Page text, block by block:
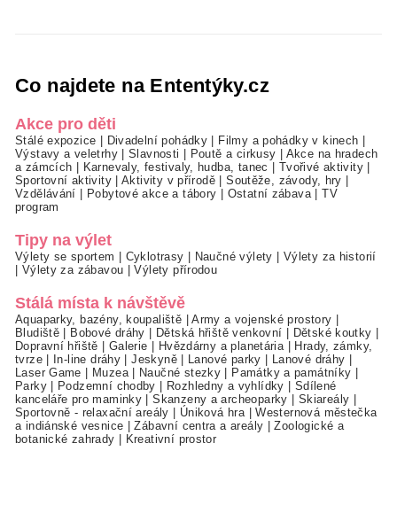
Co najdete na Ententýky.cz
Akce pro děti
Stálé expozice | Divadelní pohádky | Filmy a pohádky v kinech |
Výstavy a veletrhy|Slavnosti | Poutě a cirkusy | Akce na hradech
a zámcích | Karnevaly, festivaly, hudba, tanec | Tvořivé aktivity |
Sportovní aktivity|Aktivity v přírodě |Soutěže, závody, hry |
Vzdělávání | Pobytové akce a tábory | Ostatní zábava |TV
program
Tipy na výlet
Výlety se sportem | Cyklotrasy | Naučné výlety | Výlety za historií
| Výlety za zábavou |Výlety přírodou
Stálá místa k návštěvě
Aquaparky, bazény, koupaliště |Army a vojenské prostory |
Bludiště | Bobové dráhy | Dětská hřiště venkovní | Dětské koutky |
Dopravní hřiště | Galerie | Hvězdárny a planetária | Hrady, zámky,
tvrze| In-line dráhy |Jeskyně| Lanové parky | Lanové dráhy |
Laser Game | Muzea| Naučné stezky | Památky a památníky |
Parky| Podzemní chodby | Rozhledny a vyhlídky | Sdílené
kanceláře pro maminky |Skanzeny a archeoparky | Skiareály |
Sportovně - relaxační areály | Úniková hra |Westernová městečka
a indiánské vesnice |Zábavní centra a areály |Zoologické a
botanické zahrady | Kreativní prostor